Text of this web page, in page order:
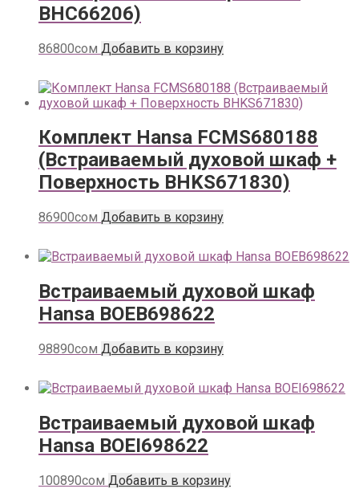
BHC66206)
86800сом Добавить в корзину
Комплект Hansa FCMS680188
(Встраиваемый духовой шкаф +
Поверхность BHKS671830)
86900сом Добавить в корзину
Встраиваемый духовой шкаф
Hansa BOEB698622
98890сом Добавить в корзину
Встраиваемый духовой шкаф
Hansa BOEI698622
100890сом Добавить в корзину